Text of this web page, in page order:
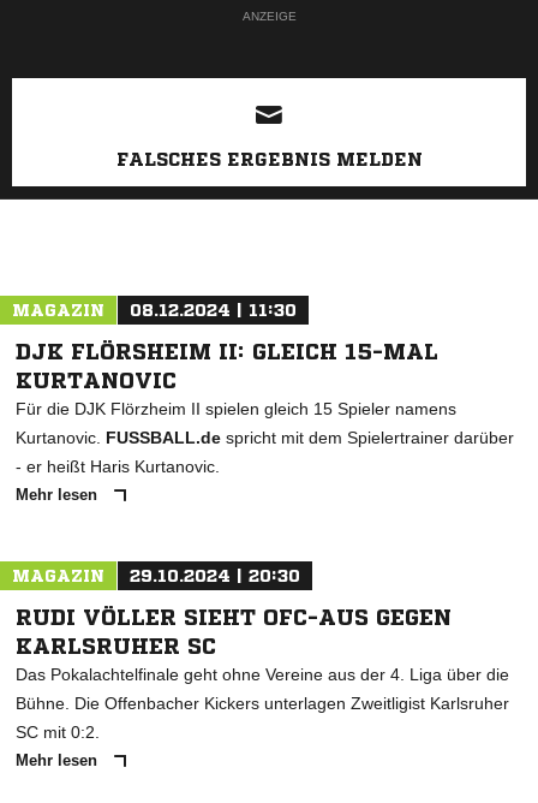
ANZEIGE
FALSCHES ERGEBNIS MELDEN
MAGAZIN 08.12.2024 | 11:30
DJK FLÖRSHEIM II: GLEICH 15-MAL
KURTANOVIC
Für die DJK Flörzheim II spielen gleich 15 Spieler namens
Kurtanovic. FUSSBALL.de spricht mit dem Spielertrainer darüber
- er heißt Haris Kurtanovic.
Mehr lesen
MAGAZIN 29.10.2024 | 20:30
RUDI VÖLLER SIEHT OFC-AUS GEGEN
KARLSRUHER SC
Das Pokalachtelfinale geht ohne Vereine aus der 4. Liga über die
Bühne. Die Offenbacher Kickers unterlagen Zweitligist Karlsruher
SC mit 0:2.
Mehr lesen